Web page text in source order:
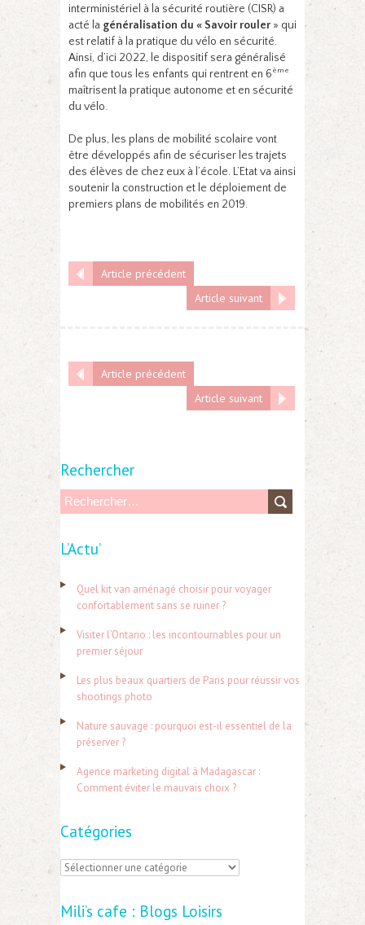
interministériel à la sécurité routière (CISR) a
acté la généralisation du « Savoir rouler » qui
est relatif à la pratique du vélo en sécurité.
Ainsi, d’ici 2022, le dispositif sera généralisé
afin que tous les enfants qui rentrent en 6 ème
maîtrisent la pratique autonome et en sécurité
du vélo.
De plus, les plans de mobilité scolaire vont
être développés afin de sécuriser les trajets
des élèves de chez eux à l’école. L’Etat va ainsi
soutenir la construction et le déploiement de
premiers plans de mobilités en 2019.
Article précédent
Article suivant
Article précédent
Article suivant
Rechercher
h
r
:
L’Actu’
Quel kit van aménagé choisir pour voyager
confortablement sans se ruiner ?
Visiter l’Ontario : les incontournables pour un
premier séjour
Les plus beaux quartiers de Paris pour réussir vos
shootings photo
Nature sauvage : pourquoi est-il essentiel de la
préserver ?
Agence marketing digital à Madagascar :
Comment éviter le mauvais choix ?
Catégories
C
tMili’s cafe : Blogs Loisirs